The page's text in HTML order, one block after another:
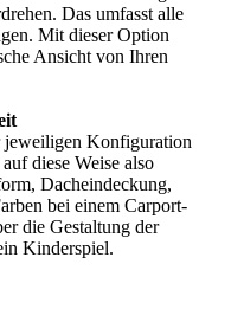
Das umfasst alle
Mit dieser Option
Ansicht von Ihren
jeweiligen Konfiguration
diese Weise also
Dacheindeckung,
bei einem Carport-
die Gestaltung der
Kinderspiel.